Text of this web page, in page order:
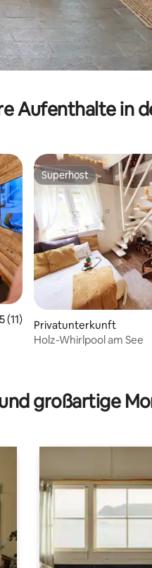
Aufenthalte in
Bewertung: 5
5 (11)
Superhost
Superhost
Privatunterkunft
Holz-Whirlpool am See
großartige